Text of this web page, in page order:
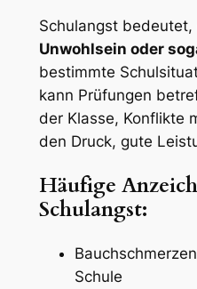
Schulangst
Unwohlsein oder
bestimmte
kann Prüfungen
der Klasse, Konflikte
den Druck, gute
Häufige
Schulangst:
Schule